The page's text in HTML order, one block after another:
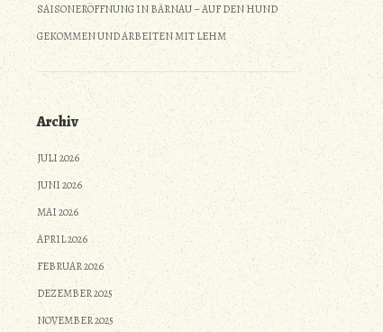
SAISONERÖFFNUNG IN BÄRNAU – AUF DEN HUND
GEKOMMEN UND ARBEITEN MIT LEHM
Archiv
JULI 2026
JUNI 2026
MAI 2026
APRIL 2026
FEBRUAR 2026
DEZEMBER 2025
NOVEMBER 2025